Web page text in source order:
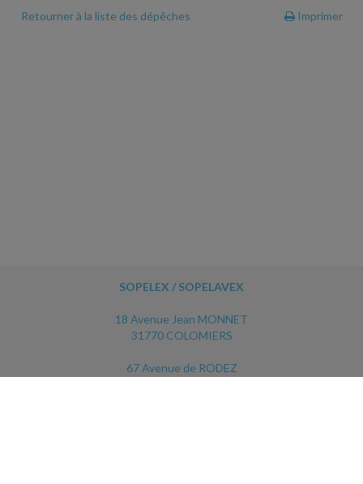
Retourner à la liste des dépêches
Imprimer
SOPELEX / SOPELAVEX
18 Avenue Jean MONNET
31770 COLOMIERS
67 Avenue de RODEZ